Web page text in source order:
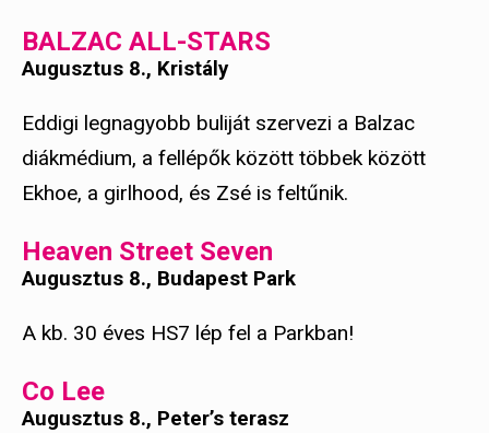
BALZAC ALL-STARS
Augusztus 8., Kristály
Eddigi legnagyobb buliját szervezi a Balzac
diákmédium, a fellépők között többek között
Ekhoe, a girlhood, és Zsé is feltűnik.
Heaven Street Seven
Augusztus 8., Budapest Park
A kb. 30 éves HS7 lép fel a Parkban!
Co Lee
Augusztus 8., Peter’s terasz